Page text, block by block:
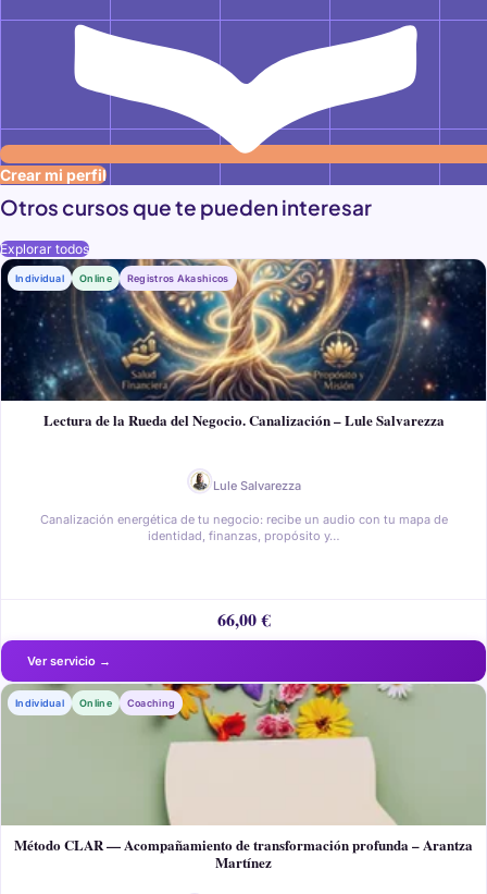
Crear mi perfil
Otros cursos que te pueden interesar
Explorar todos
Individual Online Registros Akashicos
Lectura de la Rueda del Negocio. Canalización – Lule Salvarezza
Lule Salvarezza
66,00€
Canalización energética de tu negocio: recibe un audio con tu mapa de
identidad, finanzas, propósito y…
Individual Online Coaching
Método CLAR — Acompañamiento de transformación profunda – Arantza
Martínez